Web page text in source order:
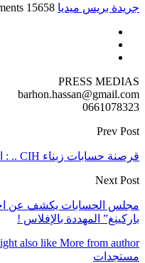
جريدة بريس ميديا 15658 posts
PRESS MEDIAS
barhon.hassan@gmail.com
0661078323
Prev Post
قرصنة حسابات زبناء CIH .. : القانون يُلزم البنك بتعويض الضحايا !
Next Post
مجلس الحسابات يكشف عن
باركينغ” المهددة بالإفلاس !
also like More from author
مستجدات